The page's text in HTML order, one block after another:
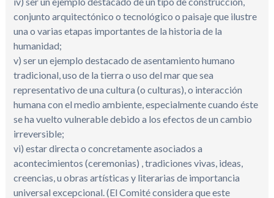
conjunto arquitectónico o tecnológico o paisaje que ilustre
una o varias etapas importantes de la historia de la
humanidad;
v) ser un ejemplo destacado de asentamiento humano
tradicional, uso de la tierra o uso del mar que sea
representativo de una cultura (o culturas), o interacción
humana con el medio ambiente, especialmente cuando éste
se ha vuelto vulnerable debido a los efectos de un cambio
irreversible;
vi) estar directa o concretamente asociados a
acontecimientos (ceremonias) , tradiciones vivas, ideas,
creencias, u obras artísticas y literarias de importancia
universal excepcional. (El Comité considera que este